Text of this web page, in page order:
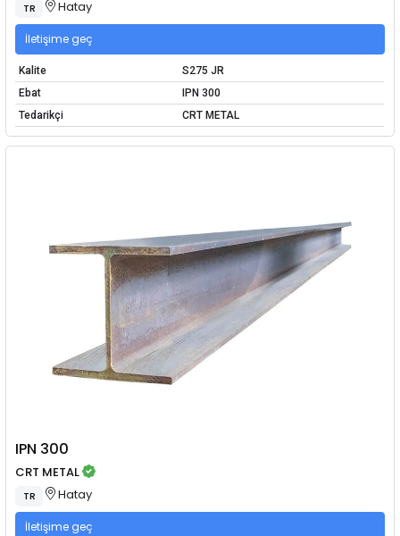
TR Hatay
İletişime geç
Kalite
S275 JR
Ebat
IPN 300
Tedarikçi
CRT METAL
IPN 300
CRT METAL
TR Hatay
İletişime geç